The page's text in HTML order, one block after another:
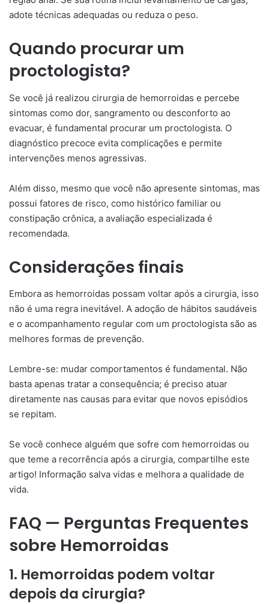
adote técnicas adequadas ou reduza o peso.
Quando procurar um
proctologista?
Se você já realizou cirurgia de hemorroidas e percebe
sintomas como dor, sangramento ou desconforto ao
evacuar, é fundamental procurar um proctologista. O
diagnóstico precoce evita complicações e permite
intervenções menos agressivas.
Além disso, mesmo que você não apresente sintomas, mas
possui fatores de risco, como histórico familiar ou
constipação crônica, a avaliação especializada é
recomendada.
Considerações finais
Embora as hemorroidas possam voltar após a cirurgia, isso
não é uma regra inevitável. A adoção de hábitos saudáveis
e o acompanhamento regular com um proctologista são as
melhores formas de prevenção.
Lembre-se: mudar comportamentos é fundamental. Não
basta apenas tratar a consequência; é preciso atuar
diretamente nas causas para evitar que novos episódios
se repitam.
Se você conhece alguém que sofre com hemorroidas ou
que teme a recorrência após a cirurgia, compartilhe este
artigo! Informação salva vidas e melhora a qualidade de
vida.
FAQ — Perguntas Frequentes
sobre Hemorroidas
1. Hemorroidas podem voltar
depois da cirurgia?